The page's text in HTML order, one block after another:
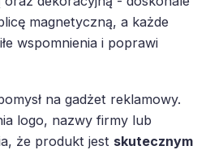
magnetyczną, a każde
wspomnienia i poprawi
na gadżet reklamowy.
logo, nazwy firmy lub
że produkt jest skutecznym